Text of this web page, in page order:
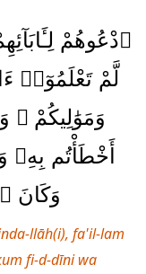
ٱدْعُوهُمْ
لَّمْ تَعْلَمُوٓا۟
وَمَوَٰلِيكُمْ
أَخْطَأْتُم بِهِۦ
وَكَانَ
llāh(i), fa'il-lam
fi-d-dīni wa